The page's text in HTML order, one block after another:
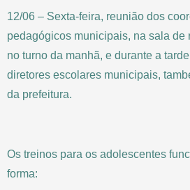
12/06 – Sexta-feira, reunião dos
pedagógicos municipais, na sala de
no turno da manhã, e durante a
diretores escolares municipais,
da prefeitura.
Os treinos para os adolescentes
forma: